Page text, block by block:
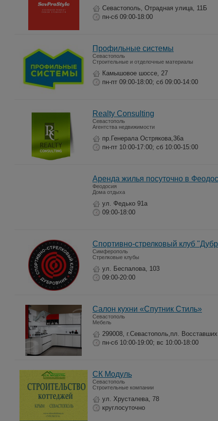
Севастополь, Отрадная улица, 11Б
пн-сб 09:00-18:00
Профильные системы
Севастополь
Строительные и отделочные материалы
Камышовое шоссе, 27
пн-пт 09:00-18:00; сб 09:00-14:00
Realty Consulting
Севастополь
Агентства недвижимости
пр.Генерала Острякова,36а
пн-пт 10:00-17:00; сб 10:00-15:00
Аренда жилья посуточно в
Феодосия
Дома отдыха
ул. Федько 91а
09:00-18:00
Спортивно-стрелковый клуб
Симферополь
Стрелковые клубы
ул. Беспалова, 103
09:00-20:00
Салон кухни «Спутник Стиль»
Севастополь
Мебель
299008, г.Севастополь,пл.
пн-сб 10:00-19:00; вс 10:00-18:00
СК Модуль
Севастополь
Строительные компании
ул. Хрусталева, 78
круглосуточно